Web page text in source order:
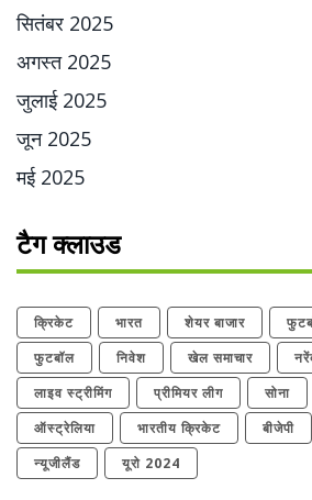
सितंबर 2025
अगस्त 2025
जुलाई 2025
जून 2025
मई 2025
टैग क्लाउड
क्रिकेट भारत शेयर बाजार
फुटबॉल
निवेश खेल समाचार
लाइव स्ट्रीमिंग
प्रीमियर लीग सोना
ऑस्ट्रेलिया
भारतीय क्रिकेट बीजेपी
न्यूजीलैंड
यूरो 2024